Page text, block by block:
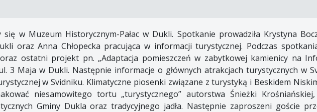
się w Muzeum Historycznym-Pałac w Dukli. Spotkanie prowadziła Krystyna
oraz Anna Chłopecka pracująca w informacji turystycznej. Podczas
ostatni projekt pn. „Adaptacja pomieszczeń w zabytkowej kamienicy na
3 Maja w Dukli. Następnie informacje o głównych atrakcjach turystycznych w
w Svidniku. Klimatyczne piosenki związane z turystyką i Beskidem Niskim
niesamowitego tortu „turystycznego” autorstwa Śnieżki
Gminy Dukla oraz tradycyjnego jadła. Następnie zaproszeni goście